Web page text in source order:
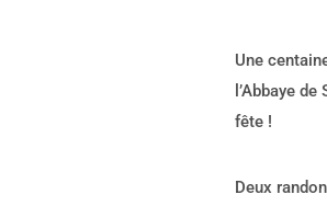
Une
l’Abbaye
fête !
Deux